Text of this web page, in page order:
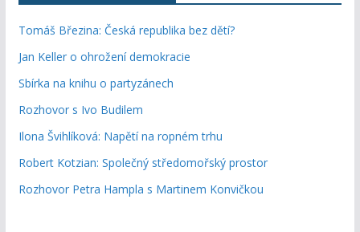
Tomáš Březina: Česká republika bez dětí?
Jan Keller o ohrožení demokracie
Sbírka na knihu o partyzánech
Rozhovor s Ivo Budilem
Ilona Švihlíková: Napětí na ropném trhu
Robert Kotzian: Společný středomořský prostor
Rozhovor Petra Hampla s Martinem Konvičkou